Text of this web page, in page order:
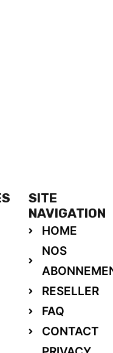
SITE
NAVIGATION
HOME
NOS
RESELLER
FAQ
CONTACT